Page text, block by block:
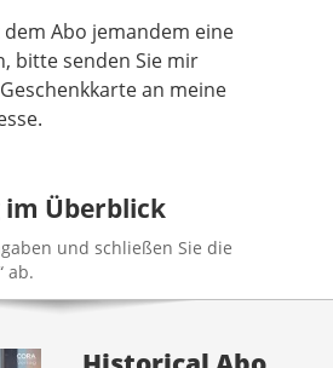
Abo jemandem eine
bitte senden Sie mir
an meine
Überblick
und schließen Sie die
ab.